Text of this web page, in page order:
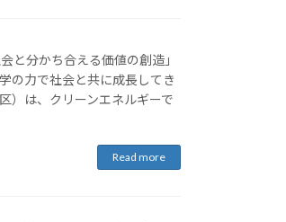
と分かち合える価値の創造」
の力で社会と共に成長してき
）は、クリーンエネルギーで
Read more